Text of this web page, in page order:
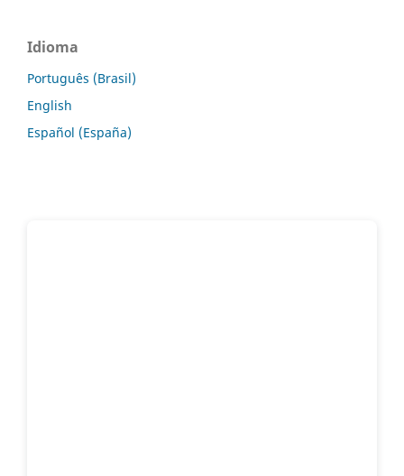
Idioma
Português (Brasil)
English
Español (España)